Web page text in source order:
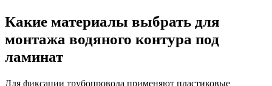
Какие материалы выбрать для
монтажа водяного контура под
ламинат
Для фиксации трубопровода применяют пластиковые